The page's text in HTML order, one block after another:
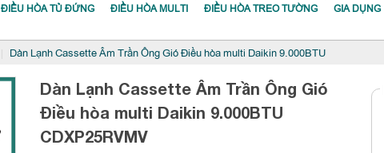
ĐIỀU HÒA TỦ ĐỨNG ĐIỀU HÒA MULTI ĐIỀU HÒA TREO TƯỜNG GIA DỤNG
Dàn Lạnh Cassette Âm Trần Ông Gió Điều hòa multi Daikin 9.000BTU
Dàn Lạnh Cassette Âm Trần Ông Gió
Điều hòa multi Daikin 9.000BTU
CDXP25RVMV